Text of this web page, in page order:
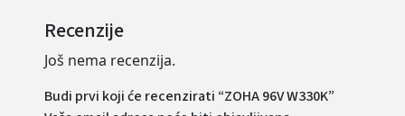
Recenzije
Još nema recenzija.
Budi prvi koji će recenzirati “ZOHA 96V W330K”